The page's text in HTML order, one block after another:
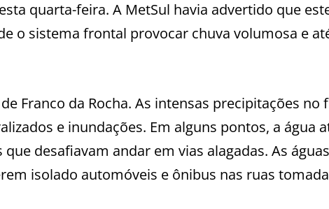
quarta-feira. A MetSul havia advertido que
o sistema frontal provocar chuva volumosa e
Franco da Rocha. As intensas precipitações no
e inundações. Em alguns pontos, a água
desafiavam andar em vias alagadas. As águas
isolado automóveis e ônibus nas ruas